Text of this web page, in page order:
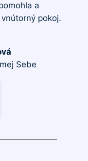
a
pokoj.
Sebe